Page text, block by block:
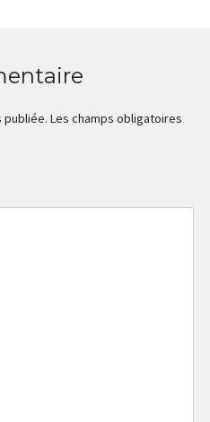
publiée. Les champs obligatoires